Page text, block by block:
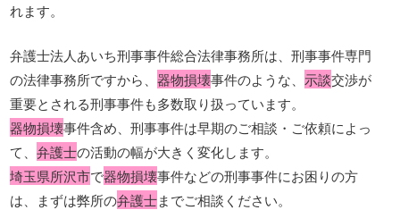
れます。
弁護士法人あいち刑事事件総合法律事務所は、刑事事件専門
の法律事務所ですから、器物損壊事件のような、 示談交渉が
重要とされる刑事事件も多数取り扱っています。
器物損壊事件含め、刑事事件は早期のご相談・ご依頼によっ
て、弁護士の活動の幅が大きく変化します。
埼玉県所沢市で器物損壊事件などの刑事事件にお困りの方
は、まずは弊所の弁護士までご相談ください。